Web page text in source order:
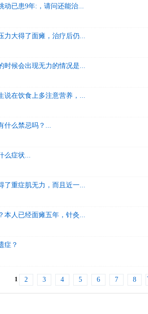
动已患9年:，请问还能治...
力大得了面瘫，治疗后仍...
时候会出现无力的情况是...
说在饮食上多注意营养，...
什么禁忌吗？...
么症状...
了重症肌无力，而且近一...
本人已经面瘫五年，针灸...
症？
1 2 3 4 5 6 7 8